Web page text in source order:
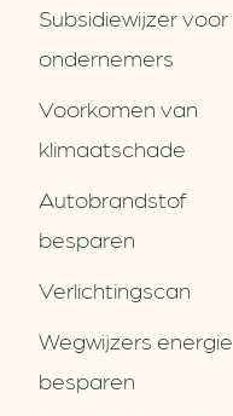
Subsidiewijzer voor
ondernemers
Voorkomen van
klimaatschade
Autobrandstof
besparen
Verlichtingscan
Wegwijzers energie
besparen